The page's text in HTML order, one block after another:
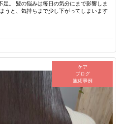
足。 髪の悩みは毎日の気分にまで影響しま
うと、気持ちまで少し下がってしまいます
ケア
ブログ
施術事例